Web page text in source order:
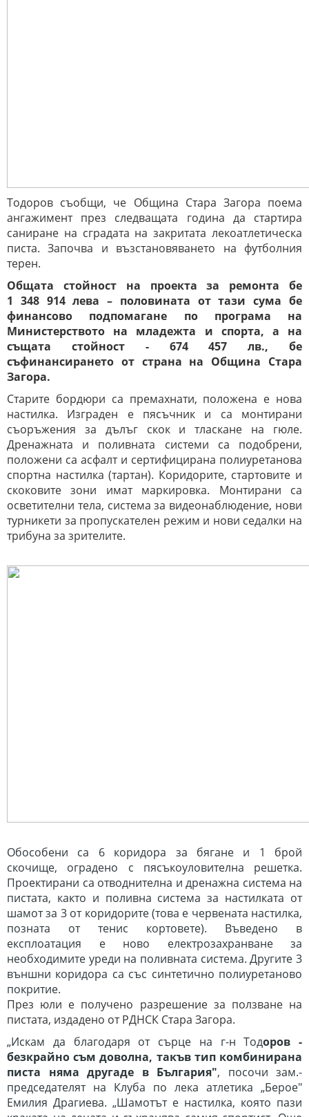
Тодоров съобщи, че Община Стара Загора поема
ангажимент през следващата година да стартира
саниране на сградата на закритата лекоатлетическа
писта. Започва и възстановяването на футболния
терен.
Общата стойност на проекта за ремонта бе
1 348 914 лева – половината от тази сума бе
финансово подпомагане по програма на
Министерството на младежта и спорта, а на
същата стойност - 674 457 лв., бе
съфинансирането от страна на Община Стара
Загора.
Старите бордюри са премахнати, положена е нова
настилка. Изграден е пясъчник и са монтирани
съоръжения за дълъг скок и тласкане на гюле.
Дренажната и поливната системи са подобрени,
положени са асфалт и сертифицирана полиуретанова
спортна настилка (тартан). Коридорите, стартовите и
скоковите зони имат маркировка. Монтирани са
осветителни тела, система за видеонаблюдение, нови
турникети за пропускателен режим и нови седалки на
трибуна за зрителите.
Обособени са 6 коридора за бягане и 1 брой
скочище, оградено с пясъкоуловителна решетка.
Проектирани са отводнителна и дренажна система на
пистата, както и поливна система за настилката от
шамот за 3 от коридорите (това е червената настилка,
позната от тенис кортовете). Въведено в
експлоатация е ново електрозахранване за
необходимите уреди на поливната система.Другите 3
външни коридора са със синтетично полиуретаново
покритие.
През юли е получено разрешение за ползване на
пистата, издадено от РДНСК Стара Загора.
„Искам да благодаря от сърце на г-н Тодоров -
безкрайно съм доволна, такъв тип комбинирана
писта няма другаде в България", посочи зам.-
председателят на Клуба по лека атлетика „Берое"
Емилия Драгиева. „Шамотът е настилка, която пази